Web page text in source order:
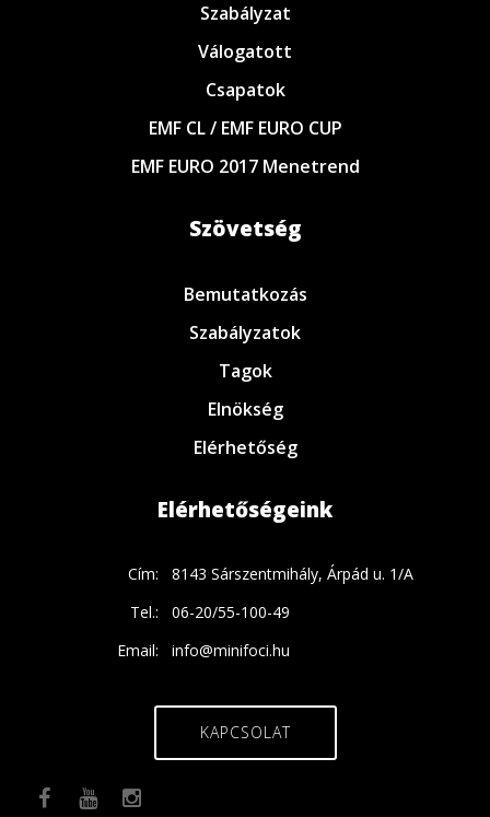
Szabályzat
Válogatott
Csapatok
EMF CL / EMF EURO CUP
EMF EURO 2017 Menetrend
Szövetség
Bemutatkozás
Szabályzatok
Tagok
Elnökség
Elérhetőség
Elérhetőségeink
Cím:
8143 Sárszentmihály, Árpád u. 1/A
Tel.:
06-20/55-100-49
Email:
info@minifoci.hu
KAPCSOLAT